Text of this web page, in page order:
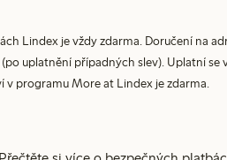
Lindex je vždy zdarma. Doručení na
uplatnění případných slev). Uplatní se
v programu More at Lindex je zdarma.